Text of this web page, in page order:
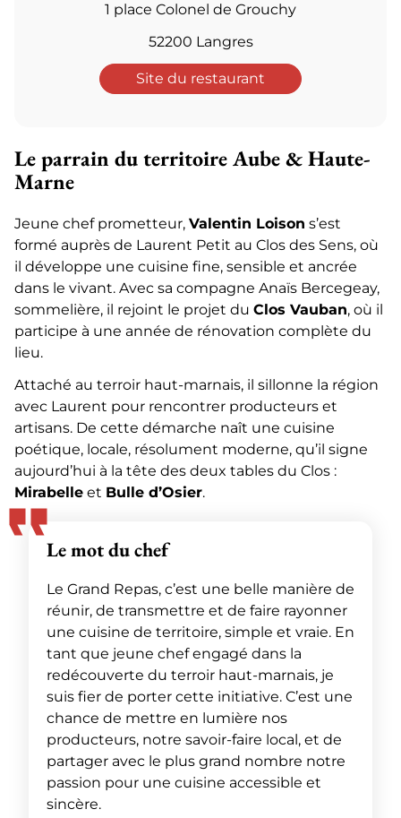
1 place Colonel de Grouchy
52200 Langres
Site du restaurant
Le parrain du territoire Aube & Haute-
Marne
Jeune chef prometteur, Valentin Loison s’est
formé auprès de Laurent Petit au Clos des Sens, où
il développe une cuisine fine, sensible et ancrée
dans le vivant. Avec sa compagne Anaïs Bercegeay,
sommelière, il rejoint le projet du Clos Vauban, où il
participe à une année de rénovation complète du
lieu.
Attaché au terroir haut-marnais, il sillonne la région
avec Laurent pour rencontrer producteurs et
artisans. De cette démarche naît une cuisine
poétique, locale, résolument moderne, qu’il signe
aujourd’hui à la tête des deux tables du Clos :
Mirabelleet Bulle d’Osier.
Le mot du chef
Le Grand Repas, c’est une belle manière de
réunir, de transmettre et de faire rayonner
une cuisine de territoire, simple et vraie. En
tant que jeune chef engagé dans la
redécouverte du terroir haut-marnais, je
suis fier de porter cette initiative. C’est une
chance de mettre en lumière nos
producteurs, notre savoir-faire local, et de
partager avec le plus grand nombre notre
passion pour une cuisine accessible et
sincère.